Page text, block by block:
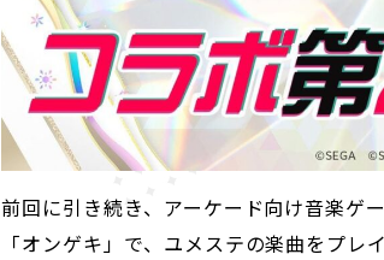
前回に引き続き、アーケード向け音楽ゲ
「オンゲキ」で、ユメステの楽曲をプ